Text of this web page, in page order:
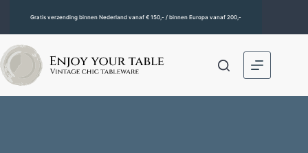
Gratis verzending binnen Nederland vanaf € 150,- / binnen Europa vanaf 200,-